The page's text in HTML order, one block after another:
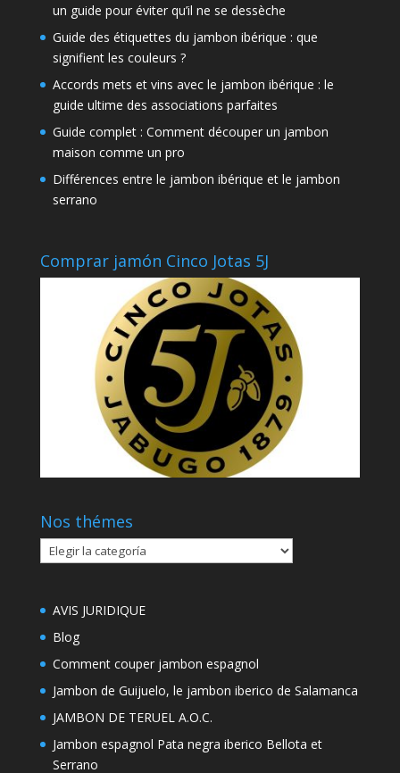
un guide pour éviter qu’il ne se dessèche
Guide des étiquettes du jambon ibérique : que
signifient les couleurs ?
Accords mets et vins avec le jambon ibérique : le
guide ultime des associations parfaites
Guide complet : Comment découper un jambon
maison comme un pro
Différences entre le jambon ibérique et le jambon
serrano
Comprar jamón Cinco Jotas 5J
Nos thémes
Nos
thémes
AVIS JURIDIQUE
Blog
Comment couper jambon espagnol
Jambon de Guijuelo, le jambon iberico de Salamanca
JAMBON DE TERUEL A.O.C.
Jambon espagnol Pata negra iberico Bellota et
Serrano